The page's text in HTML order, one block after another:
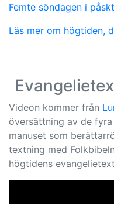
Femte söndagen i
Läs mer om högtiden,
Videon kommer från
översättning av de
manuset som
textning med
högtidens